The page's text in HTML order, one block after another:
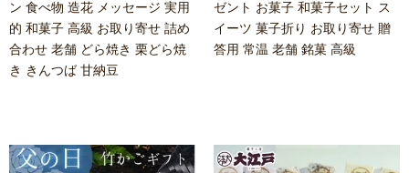
ン 食べ物 造花 メッセージ 実用
的 和菓子 高級 お取り寄せ 詰め
合わせ 老舗 どら焼き 栗どら焼
き きんつば 甘納豆
ゼント お菓子 和菓子セット ス
イーツ 菓子折り お取り寄せ 贈
答用 常温 老舗 銘菓 高級